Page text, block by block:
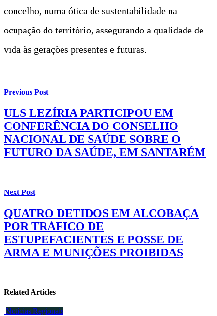
concelho, numa ótica de sustentabilidade na
ocupação do território, assegurando a qualidade de
vida às gerações presentes e futuras.
Previous Post
ULS LEZÍRIA PARTICIPOU EM
CONFERÊNCIA DO CONSELHO
NACIONAL DE SAÚDE SOBRE O
FUTURO DA SAÚDE, EM SANTARÉM
Next Post
QUATRO DETIDOS EM ALCOBAÇA
POR TRÁFICO DE
ESTUPEFACIENTES E POSSE DE
ARMA E MUNIÇÕES PROIBIDAS
Related Articles
Notícias Regionais